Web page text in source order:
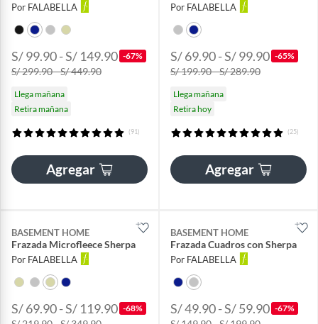
Por FALABELLA
S/ 99.90 - S/ 149.90 -67%
S/ 299.90 - S/ 449.90
Llega mañana
Retira mañana
(91)
Agregar
Por FALABELLA
S/ 69.90 - S/ 99.90 -65%
S/ 199.90 - S/ 289.90
Llega mañana
Retira hoy
(25)
Agregar
BASEMENT HOME
Frazada Microfleece Sherpa
Por FALABELLA
S/ 69.90 - S/ 119.90 -68%
BASEMENT HOME
Frazada Cuadros con Sherpa
Por FALABELLA
S/ 49.90 - S/ 59.90 -67%